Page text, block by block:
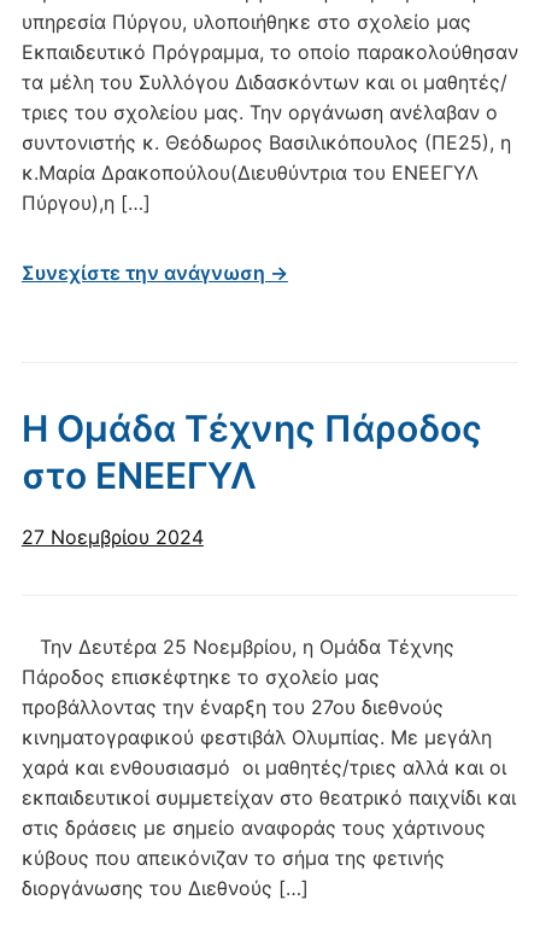
υπηρεσία Πύργου, υλοποιήθηκε στο σχολείο μας
Εκπαιδευτικό Πρόγραμμα, το οποίο παρακολούθησαν
τα μέλη του Συλλόγου Διδασκόντων και οι μαθητές/
τριες του σχολείου μας. Την οργάνωση ανέλαβαν ο
συντονιστής κ. Θεόδωρος Βασιλικόπουλος (ΠΕ25), η
κ.Μαρία Δρακοπούλου(Διευθύντρια του ΕΝΕΕΓΥΛ
Πύργου),η […]
Συνεχίστε την ανάγνωση →
Η Ομάδα Τέχνης Πάροδος
στο ΕΝΕΕΓΥΛ
27 Νοεμβρίου 2024
Την Δευτέρα 25 Νοεμβρίου, η Ομάδα Τέχνης
Πάροδος επισκέφτηκε το σχολείο μας
προβάλλοντας την έναρξη του 27ου διεθνούς
κινηματογραφικού φεστιβάλ Ολυμπίας. Με μεγάλη
χαρά και ενθουσιασμό οι μαθητές/τριες αλλά και οι
εκπαιδευτικοί συμμετείχαν στο θεατρικό παιχνίδι και
στις δράσεις με σημείο αναφοράς τους χάρτινους
κύβους που απεικόνιζαν το σήμα της φετινής
διοργάνωσης του Διεθνούς […]